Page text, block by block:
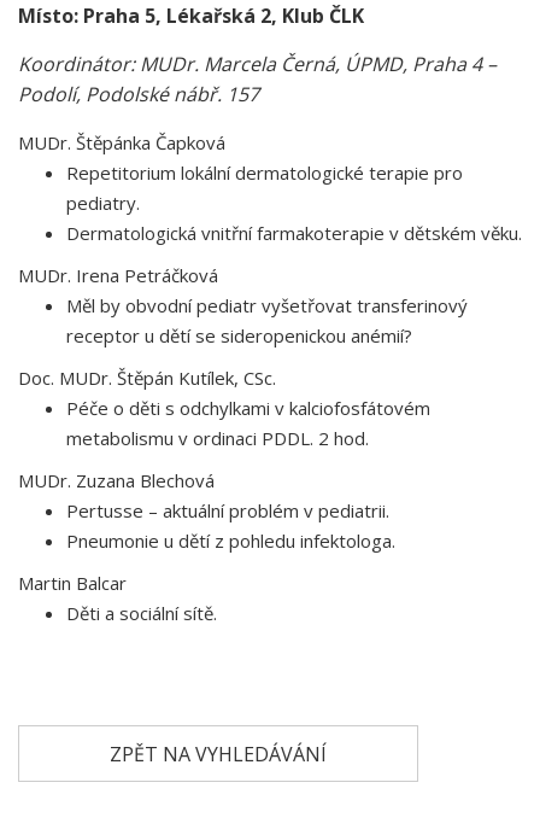
Místo: Praha 5, Lékařská 2, Klub ČLK
Koordinátor: MUDr. Marcela Černá, ÚPMD, Praha 4 –
Podolí, Podolské nábř. 157
MUDr. Štěpánka Čapková
Repetitorium lokální dermatologické terapie pro
pediatry.
Dermatologická vnitřní farmakoterapie v dětském věku.
MUDr. Irena Petráčková
Měl by obvodní pediatr vyšetřovat transferinový
receptor u dětí se sideropenickou anémií?
Doc. MUDr. Štěpán Kutílek, CSc.
Péče o děti s odchylkami v kalciofosfátovém
metabolismu v ordinaci PDDL. 2 hod.
MUDr. Zuzana Blechová
Pertusse – aktuální problém v pediatrii.
Pneumonie u dětí z pohledu infektologa.
Martin Balcar
Děti a sociální sítě.
ZPĚT NA VYHLEDÁVÁNÍ